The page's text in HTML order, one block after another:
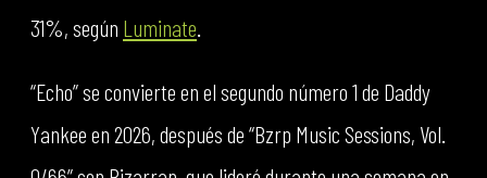
31%, según Luminate
“Echo” se convierte en el segundo número 1 de Daddy
Yankee en 2026, después de “Bzrp Music Sessions, Vol.